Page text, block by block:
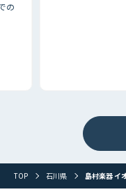
北海道
の
TOP 石川県 島村楽器 イ